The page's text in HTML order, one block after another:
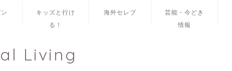
キッズと行け
る！
海外セレブ
芸能・今どき
情報
Living